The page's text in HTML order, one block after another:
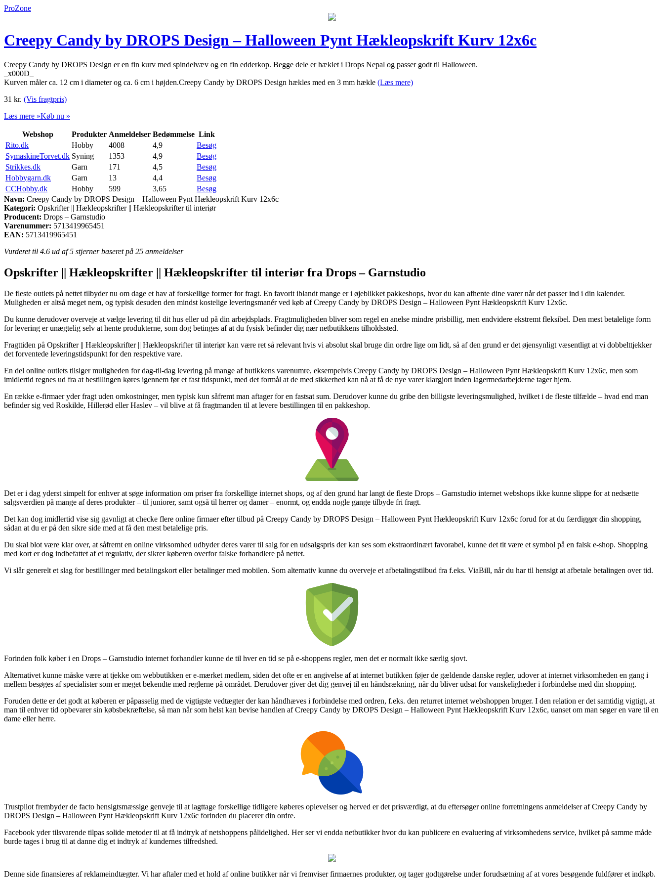
ProZone
Creepy Candy by DROPS Design – Halloween Pynt Hækleopskrift Kurv 12x6c
Creepy Candy by DROPS Design er en fin kurv med spindelvæv og en fin edderkop. Begge dele er hæklet i Drops Nepal og passer godt til Halloween.
_x000D_
Kurven måler ca. 12 cm i diameter og ca. 6 cm i højden.Creepy Candy by DROPS Design hækles med en 3 mm hækle (Læs mere)
31 kr. (Vis fragtpris)
Læs mere »Køb nu »
Webshop Produkter Anmeldelser Bedømmelse Link
Rito.dk
Hobby 4008 4,9
Besøg
SymaskineTorvet.dk Syning 1353 4,9
Besøg
Strikkes.dk
Garn 171 4,5
Besøg
Hobbygarn.dk
Garn 13 4,4
Besøg
CCHobby.dk
Hobby 599 3,65
Besøg
Navn: Creepy Candy by DROPS Design – Halloween Pynt Hækleopskrift Kurv 12x6c
Kategori: Opskrifter || Hækleopskrifter || Hækleopskrifter til interiør
Producent: Drops – Garnstudio
Varenummer: 5713419965451
EAN: 5713419965451
Vurderet til 4.6 ud af 5 stjerner baseret på 25 anmeldelser
Opskrifter || Hækleopskrifter || Hækleopskrifter til interiør fra Drops – Garnstudio
De fleste outlets på nettet tilbyder nu om dage et hav af forskellige former for fragt. En favorit iblandt mange er i øjeblikket pakkeshops, hvor du kan afhente dine varer når det passer ind i din kalender.
Muligheden er altså meget nem, og typisk desuden den mindst kostelige leveringsmanér ved køb af Creepy Candy by DROPS Design – Halloween Pynt Hækleopskrift Kurv 12x6c.
Du kunne derudover overveje at vælge levering til dit hus eller ud på din arbejdsplads. Fragtmuligheden bliver som regel en anelse mindre prisbillig, men endvidere ekstremt fleksibel. Den mest betalelige form
for levering er unægtelig selv at hente produkterne, som dog betinges af at du fysisk befinder dig nær netbutikkens tilholdssted.
Fragttiden på Opskrifter || Hækleopskrifter || Hækleopskrifter til interiør kan være ret så relevant hvis vi absolut skal bruge din ordre lige om lidt, så af den grund er det øjensynligt væsentligt at vi dobbelttjekker
det forventede leveringstidspunkt for den respektive vare.
En del online outlets tilsiger muligheden for dag-til-dag levering på mange af butikkens varenumre, eksempelvis Creepy Candy by DROPS Design – Halloween Pynt Hækleopskrift Kurv 12x6c, men som
imidlertid regnes ud fra at bestillingen køres igennem før et fast tidspunkt, med det formål at de med sikkerhed kan nå at få de nye varer klargjort inden lagermedarbejderne tager hjem.
En række e-firmaer yder fragt uden omkostninger, men typisk kun såfremt man aftager for en fastsat sum. Derudover kunne du gribe den billigste leveringsmulighed, hvilket i de fleste tilfælde – hvad end man
befinder sig ved Roskilde, Hillerød eller Haslev – vil blive at få fragtmanden til at levere bestillingen til en pakkeshop.
Det er i dag yderst simpelt for enhver at søge information om priser fra forskellige internet shops, og af den grund har langt de fleste Drops – Garnstudio internet webshops ikke kunne slippe for at nedsætte
salgsværdien på mange af deres produkter – til juniorer, samt også til herrer og damer – enormt, og endda nogle gange tilbyde fri fragt.
Det kan dog imidlertid vise sig gavnligt at checke flere online firmaer efter tilbud på Creepy Candy by DROPS Design – Halloween Pynt Hækleopskrift Kurv 12x6c forud for at du færdiggør din shopping,
sådan at du er på den sikre side med at få den mest betalelige pris.
Du skal blot være klar over, at såfremt en online virksomhed udbyder deres varer til salg for en udsalgspris der kan ses som ekstraordinært favorabel, kunne det tit være et symbol på en falsk e-shop. Shopping
med kort er dog indbefattet af et regulativ, der sikrer køberen overfor falske forhandlere på nettet.
Vi slår generelt et slag for bestillinger med betalingskort eller betalinger med mobilen. Som alternativ kunne du overveje et afbetalingstilbud fra f.eks. ViaBill, når du har til hensigt at afbetale betalingen over tid.
Forinden folk køber i en Drops – Garnstudio internet forhandler kunne de til hver en tid se på e-shoppens regler, men det er normalt ikke særlig sjovt.
Alternativet kunne måske være at tjekke om webbutikken er e-mærket medlem, siden det ofte er en angivelse af at internet butikken føjer de gældende danske regler, udover at internet virksomheden en gang i
mellem besøges af specialister som er meget bekendte med reglerne på området. Derudover giver det dig genvej til en håndsrækning, når du bliver udsat for vanskeligheder i forbindelse med din shopping.
Foruden dette er det godt at køberen er påpasselig med de vigtigste vedtægter der kan håndhæves i forbindelse med ordren, f.eks. den returret internet webshoppen bruger. I den relation er det samtidig vigtigt, at
man til enhver tid opbevarer sin købsbekræftelse, så man når som helst kan bevise handlen af Creepy Candy by DROPS Design – Halloween Pynt Hækleopskrift Kurv 12x6c, uanset om man søger en vare til en
dame eller herre.
Trustpilot frembyder de facto hensigtsmæssige genveje til at iagttage forskellige tidligere køberes oplevelser og herved er det prisværdigt, at du eftersøger online forretningens anmeldelser af Creepy Candy by
DROPS Design – Halloween Pynt Hækleopskrift Kurv 12x6c forinden du placerer din ordre.
Facebook yder tilsvarende tilpas solide metoder til at få indtryk af netshoppens pålidelighed. Her ser vi endda netbutikker hvor du kan publicere en evaluering af virksomhedens service, hvilket på samme måde
burde tages i brug til at danne dig et indtryk af kundernes tilfredshed.
Denne side finansieres af reklameindtægter. Vi har aftaler med et hold af online butikker når vi fremviser firmaernes produkter, og tager godtgørelse under forudsætning af at vores besøgende fuldfører et indkøb.